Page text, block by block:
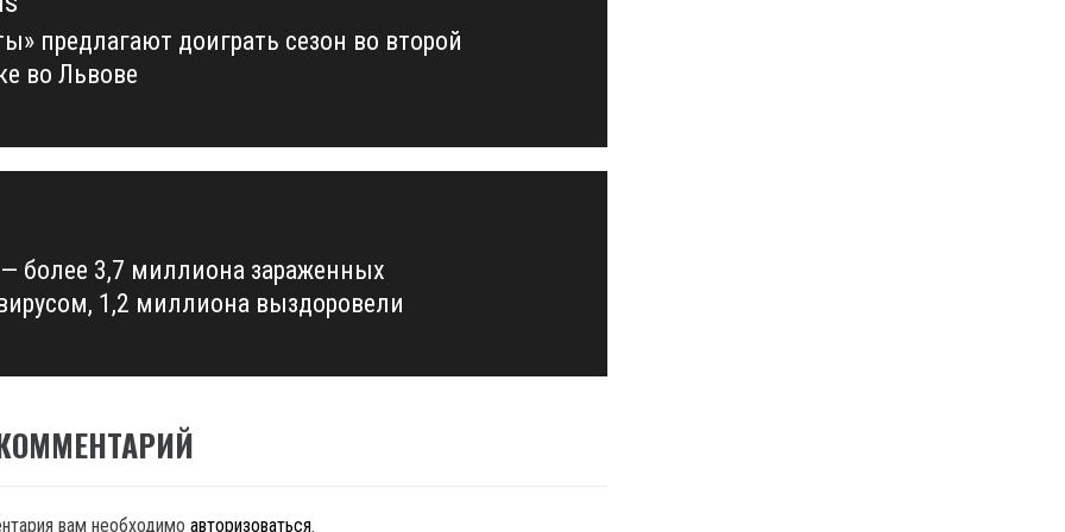
предлагают доиграть сезон во второй
во Львове
более 3,7 миллиона зараженных
1,2 миллиона выздоровели
вам необходимо авторизоваться.